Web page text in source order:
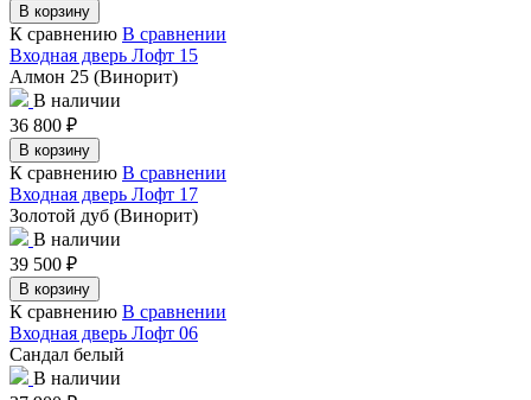
В корзину
К сравнению В сравнении
Входная дверь Лофт 15
Алмон 25 (Винорит)
В наличии
36 800 ₽
В корзину
К сравнению В сравнении
Входная дверь Лофт 17
Золотой дуб (Винорит)
В наличии
39 500 ₽
В корзину
К сравнению В сравнении
Входная дверь Лофт 06
Сандал белый
В наличии